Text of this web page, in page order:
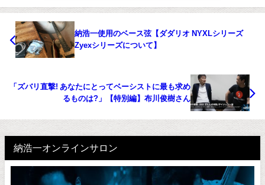
納浩一使用のベース弦【ダダリオ NYXLシリーズ
Zyexシリーズについて】
「ズバリ直撃! あなたにとってベーシストに最も求め
るものは?」【特別編】布川俊樹さん
納浩一オンラインサロン